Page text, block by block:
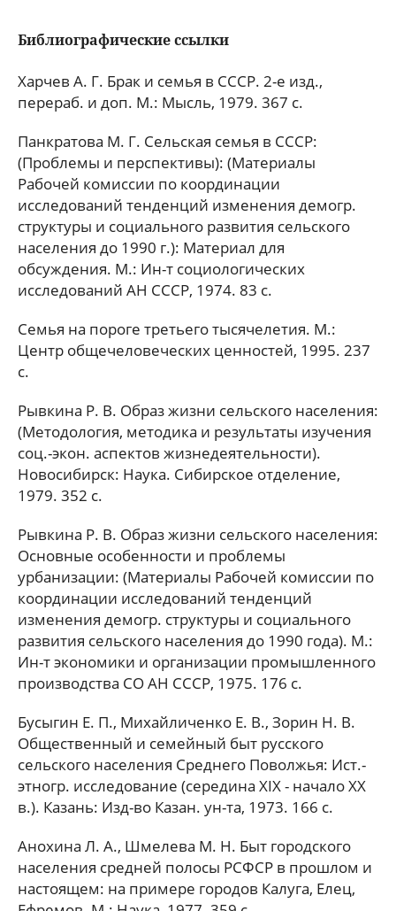
Библиографические ссылки
Харчев А. Г. Брак и семья в СССР. 2-е изд.,
перераб. и доп. М.: Мысль, 1979. 367 с.
Панкратова М. Г. Сельская семья в СССР:
(Проблемы и перспективы): (Материалы
Рабочей комиссии по координации
исследований тенденций изменения демогр.
структуры и социального развития сельского
населения до 1990 г.): Материал для
обсуждения. М.: Ин-т социологических
исследований АН СССР, 1974. 83 с.
Семья на пороге третьего тысячелетия. М.:
Центр общечеловеческих ценностей, 1995. 237
с.
Рывкина Р. В. Образ жизни сельского населения:
(Методология, методика и результаты изучения
соц.-экон. аспектов жизнедеятельности).
Новосибирск: Наука. Сибирское отделение,
1979. 352 с.
Рывкина Р. В. Образ жизни сельского населения:
Основные особенности и проблемы
урбанизации: (Материалы Рабочей комиссии по
координации исследований тенденций
изменения демогр. структуры и социального
развития сельского населения до 1990 года). М.:
Ин-т экономики и организации промышленного
производства СО АН СССР, 1975. 176 с.
Бусыгин Е. П., Михайличенко Е. В., Зорин Н. В.
Общественный и семейный быт русского
сельского населения Среднего Поволжья: Ист.-
этногр. исследование (середина XIX - начало XX
в.). Казань: Изд-во Казан. ун-та, 1973. 166 с.
Анохина Л. А., Шмелева М. Н. Быт городского
населения средней полосы РСФСР в прошлом и
настоящем: на примере городов Калуга, Елец,